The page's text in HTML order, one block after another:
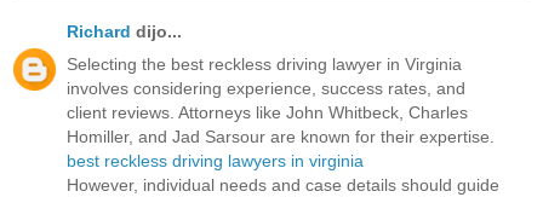
Richard dijo...
Selecting the best reckless driving lawyer in Virginia
involves considering experience, success rates, and
client reviews. Attorneys like John Whitbeck, Charles
Homiller, and Jad Sarsour are known for their expertise.
best reckless driving lawyers in virginia
However, individual needs and case details should guide